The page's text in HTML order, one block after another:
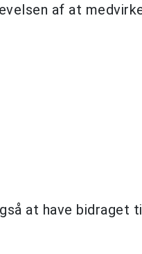
af at
at have bidraget